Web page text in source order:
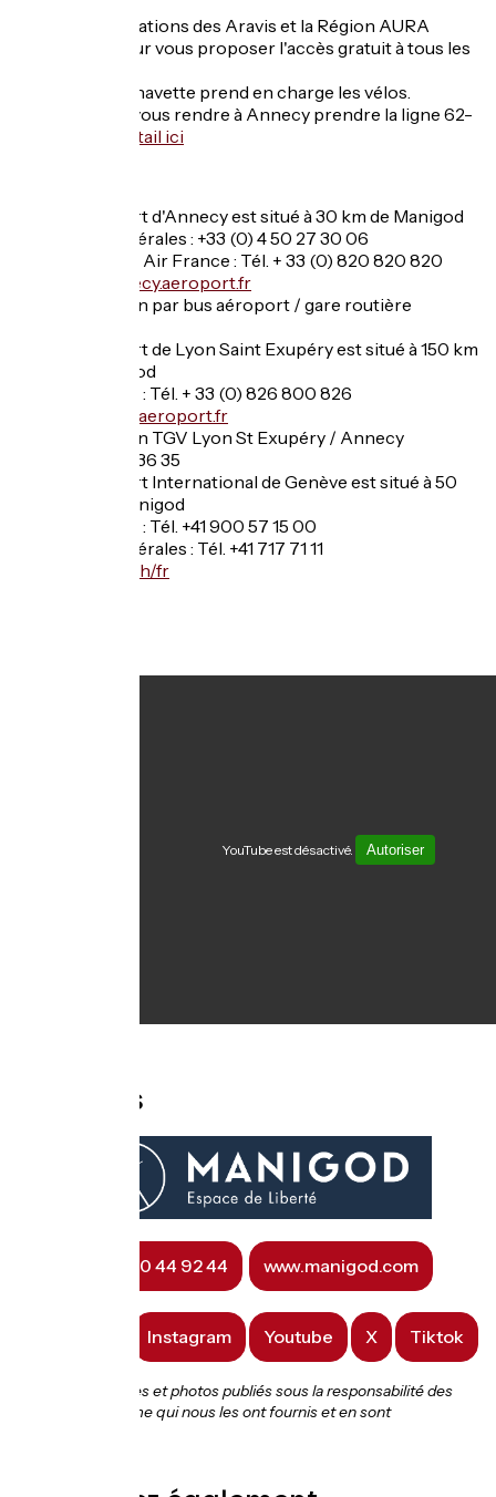
La CCVT, les stations des Aravis et la Région AURA
s'associent pour vous proposer l'accès gratuit à tous les
À noter que la navette prend en charge les vélos.
Pour venir ou vous rendre à Annecy prendre la ligne 62-
détail ici
L'aéroport d'Annecy est situé à 30 km de Manigod
Infos générales : +33 (0) 4 50 27 30 06
Infos vols Air France : Tél. + 33 (0) 820 820 820
www.annecy.aeroport.fr
--> Liaison par bus aéroport / gare routière
L'aéroport de Lyon Saint Exupéry est situé à 150 km
de Manigod
Infos vols : Tél. + 33 (0) 826 800 826
www.lyon.aeroport.fr
--> Liaison TGV Lyon St Exupéry / Annecy
SNCF au 36 35
L'aéroport International de Genève est situé à 50
km de Manigod
Infos vols : Tél. +41 900 57 15 00
Infos générales : Tél. +41 717 71 11
www.gva.ch/fr
YouTube est désactivé. Autoriser
Contacts
☎ 04 50 44 92 44 www.manigod.com
Instagram Youtube X Tiktok
« Contenus textes et photos publiés sous la responsabilité des
offices de tourisme qui nous les ont fournis et en sont